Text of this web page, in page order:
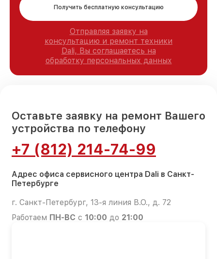
Получить бесплатную консультацию
Отправляя заявку на
консультацию и ремонт техники
Dali, Вы соглашаетесь на
обработку персональных данных
Оставьте заявку на ремонт Вашего
устройства по телефону
+7 (812) 214-74-99
Адрес офиса сервисного центра Dali в Санкт-
Петербурге
г. Санкт-Петербург, 13-я линия В.О., д. 72
Работаем ПН-ВС с 10:00 до 21:00